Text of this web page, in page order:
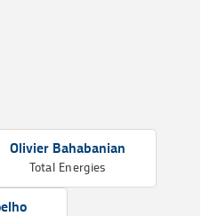
Olivier Bahabanian
Total Energies